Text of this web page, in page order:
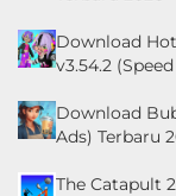
Download
v3.54.2
Download
Ads) Terbaru
The Catapult